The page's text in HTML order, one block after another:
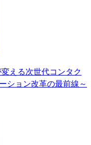
える次世代コンタク
ション改革の最前線～